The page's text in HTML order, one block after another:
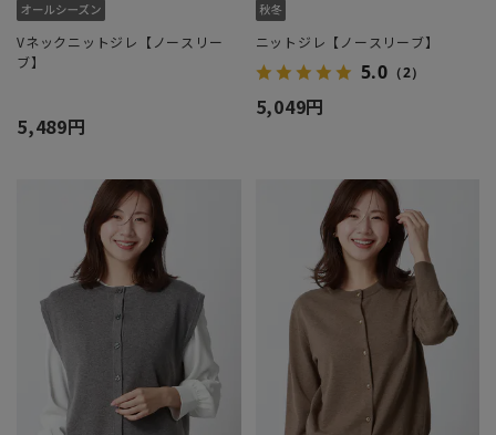
Vネックニットジレ【ノースリー
ブ】
5,489円
ニットジレ【ノースリーブ】
5.0 （2）
5,049円